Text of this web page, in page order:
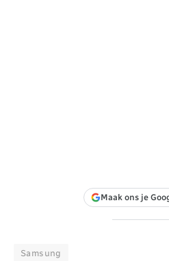
Maak ons je
Samsung